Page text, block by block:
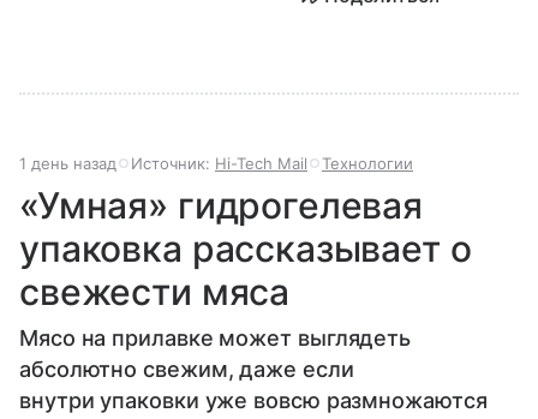
1 день назад Источник: Hi-Tech Mail Технологии
«Умная» гидрогелевая
упаковка рассказывает о
свежести мяса
Мясо на прилавке может выглядеть
абсолютно свежим, даже если
внутри упаковки уже вовсю размножаются